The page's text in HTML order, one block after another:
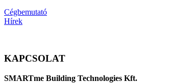
Cégbemutató
Hírek
KAPCSOLAT
SMARTme Building Technologies Kft.